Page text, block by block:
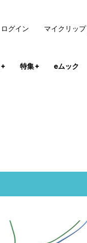
+ 特集+ eムック
ログイン マイクリップ